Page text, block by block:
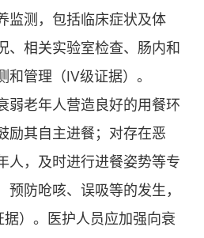
监测，包括临床症状及体
、相关实验室检查、肠内和
和管理（Ⅳ级证据）。
弱老年人营造良好的用餐环
励其自主进餐；对存在恶
人，及时进行进餐姿势等专
预防呛咳、误吸等的发生，
）。医护人员应加强向衰